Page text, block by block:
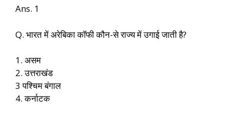
Ans. 1
Q. भारत में अरेबिका कॉफी कौन-से राज्य में उगाई जाती है?
1. असम
2. उत्तराखंड
3 पश्चिम बंगाल
4. कर्नाटक